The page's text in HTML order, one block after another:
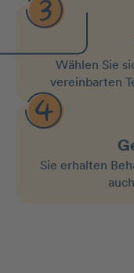
Wählen Sie
vereinbarten
Sie erhalten